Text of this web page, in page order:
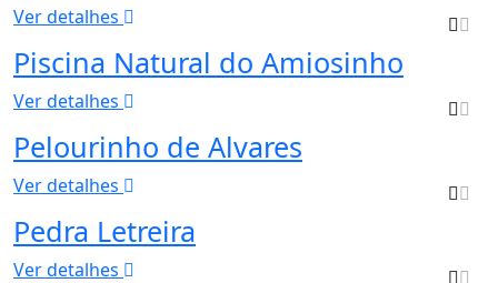
Ver detalhes
Piscina Natural do Amiosinho
Ver detalhes
Pelourinho de Alvares
Ver detalhes
Pedra Letreira
Ver detalhes